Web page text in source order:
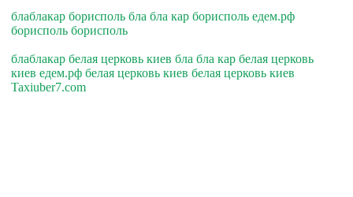
блаблакар борисполь бла бла кар борисполь едем.рф
борисполь борисполь
блаблакар белая церковь киев бла бла кар белая церковь
киев едем.рф белая церковь киев белая церковь киев
Taxiuber7.com